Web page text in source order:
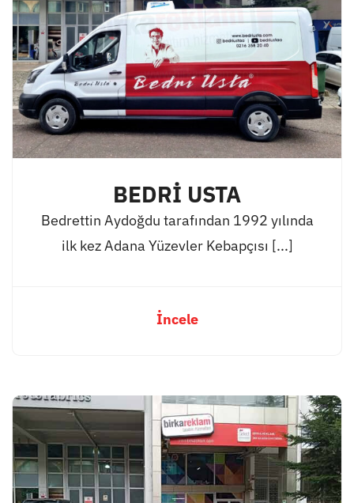
BEDRİ USTA
Bedrettin Aydoğdu tarafından 1992 yılında
ilk kez Adana Yüzevler Kebapçısı [...]
İncele